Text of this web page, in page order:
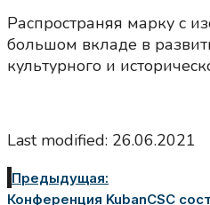
Распространяя марку с
большом вкладе в
культурного и
Last modified: 26.06.2021
Предыдущая:
Конференция KubanCSC